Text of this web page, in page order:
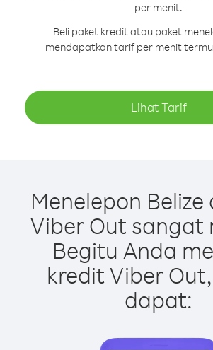
per menit.
Beli paket kredit atau paket
mendapatkan tarif per menit
Lihat Tarif
Menelepon
Viber Out sangat
Begitu Anda
kredit Viber
dapat: